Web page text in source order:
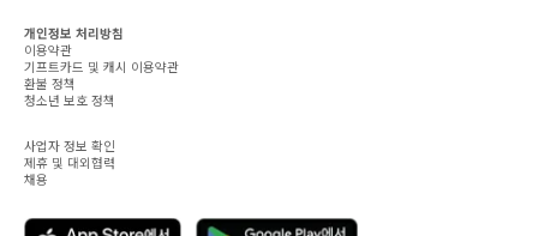
개인정보 처리방침
이용약관
기프트카드 및 캐시 이용약관
환불 정책
청소년 보호 정책
사업자 정보 확인
제휴 및 대외협력
채용